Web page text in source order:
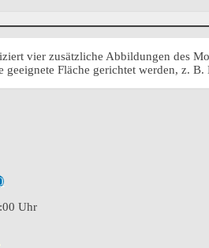
vier zusätzliche Abbildungen des
geeignete Fläche gerichtet werden, z.
Uhr